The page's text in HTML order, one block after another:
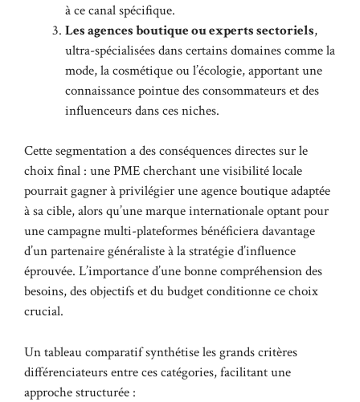
à ce canal spécifique.
Les agences boutique ou experts sectoriels,
ultra-spécialisées dans certains domaines comme la
mode, la cosmétique ou l’écologie, apportant une
connaissance pointue des consommateurs et des
influenceurs dans ces niches.
Cette segmentation a des conséquences directes sur le
choix final : une PME cherchant une visibilité locale
pourrait gagner à privilégier une agence boutique adaptée
à sa cible, alors qu’une marque internationale optant pour
une campagne multi-plateformes bénéficiera davantage
d’un partenaire généraliste à la stratégie d’influence
éprouvée. L’importance d’une bonne compréhension des
besoins, des objectifs et du budget conditionne ce choix
crucial.
Un tableau comparatif synthétise les grands critères
différenciateurs entre ces catégories, facilitant une
approche structurée :